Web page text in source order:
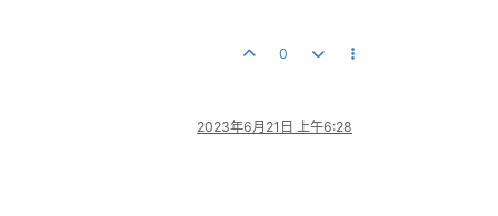
0
2023年6月21日 上午6:28